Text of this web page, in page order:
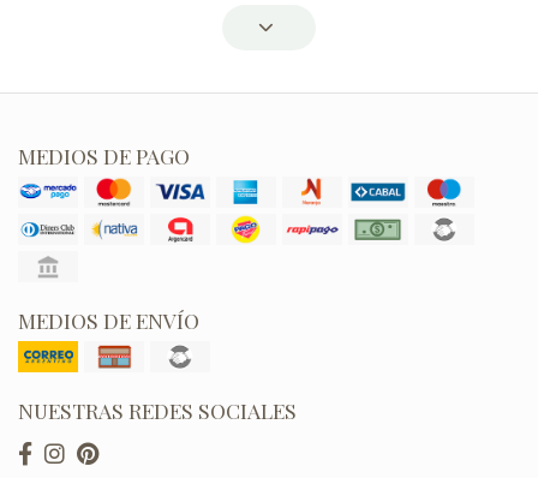
MEDIOS DE PAGO
MEDIOS DE ENVÍO
NUESTRAS REDES SOCIALES